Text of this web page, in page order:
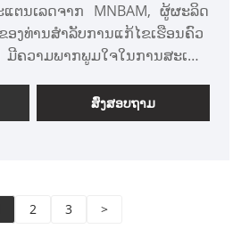
ແຕນເລດຈາກ MNBAM, ຜູ້ຜະລິດ
ອງທ່ານສໍາລັບການແກ້ໄຂເຮືອນຄົວ
ມີຄວາມພາກພູມໃຈໃນການສະເຫນີ
ງພວກເຮົາເພື່ອຕອບສະຫນອງ
ະລັກຂອງເຮືອນຄົວຂອງທ່ານ. ໃນ
ສໍາລັບການແກ້ໄຂສ່ວນບຸກຄົນ
ສົ່ງສອບຖາມ
2 3 >